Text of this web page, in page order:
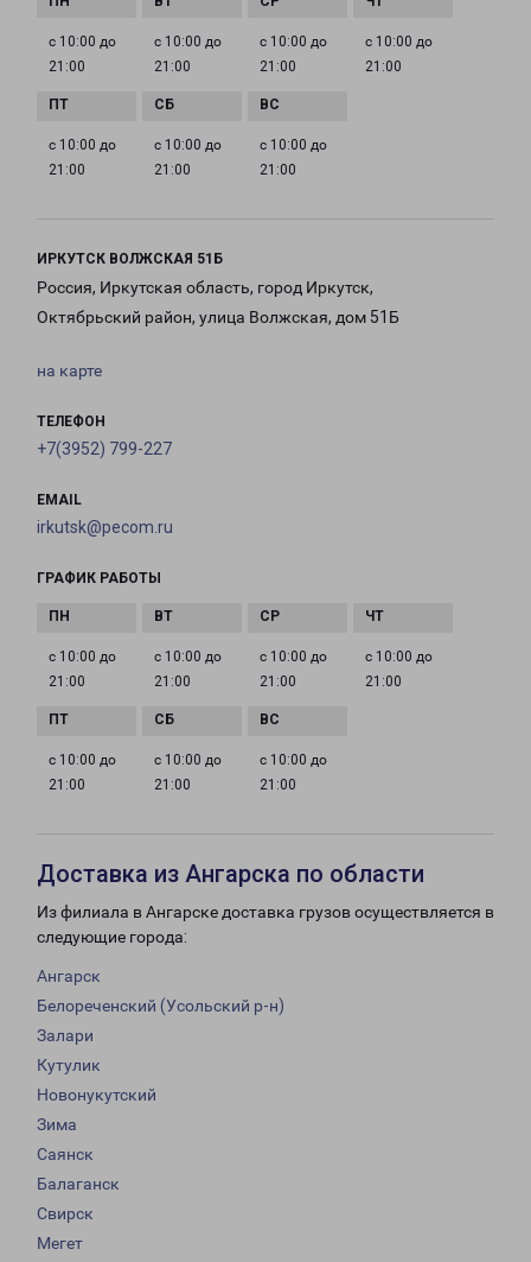
с 10:00 до
21:00
с 10:00 до
21:00
с 10:00 до
21:00
с 10:00 до
21:00
с 10:00 до
21:00
с 10:00 до
21:00
с 10:00 до
21:00
ИРКУТСК ВОЛЖСКАЯ 51Б
Россия, Иркутская область, город Иркутск,
Октябрьский район, улица Волжская, дом 51Б
на карте
ТЕЛЕФОН
+7(3952) 799-227
EMAIL
irkutsk@pecom.ru
ГРАФИК РАБОТЫ
с 10:00 до
21:00
с 10:00 до
21:00
с 10:00 до
21:00
с 10:00 до
21:00
с 10:00 до
21:00
с 10:00 до
21:00
с 10:00 до
21:00
Доставка из Ангарска по области
Из филиала в Ангарске доставка грузов осуществляется в
следующие города:
Ангарск
Белореченский (Усольский р-н)
Залари
Кутулик
Новонукутский
Зима
Саянск
Балаганск
Свирск
Мегет